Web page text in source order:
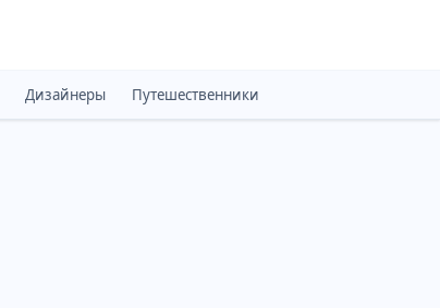
Дизайнеры Путешественники